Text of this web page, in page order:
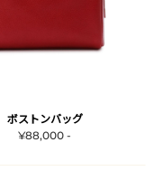
ボストンバッグ
¥88,000 -